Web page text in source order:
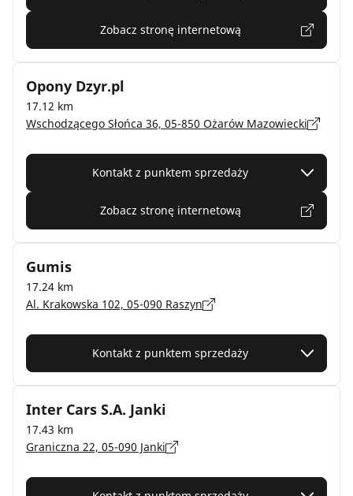
Zobacz stronę internetową
Opony Dzyr.pl
17.12 km
Wschodzącego Słońca 36, 05-850 Ożarów Mazowiecki
Kontakt z punktem sprzedaży
Zobacz stronę internetową
Gumis
17.24 km
Al. Krakowska 102, 05-090 Raszyn
Kontakt z punktem sprzedaży
Inter Cars S.A. Janki
17.43 km
Graniczna 22, 05-090 Janki